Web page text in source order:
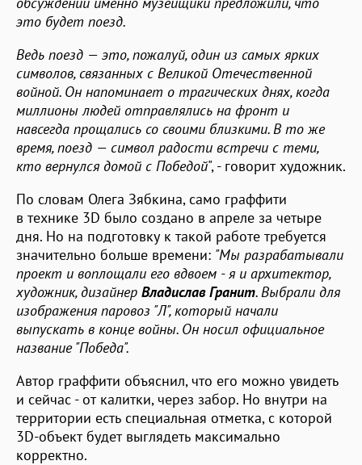
это будет поезд.
Ведь поезд — это, пожалуй, один из самых ярких
символов, связанных с Великой Отечественной
войной. Он напоминает о трагических днях, когда
миллионы людей отправлялись на фронт и
навсегда прощались со своими близкими. В то же
время, поезд — символ радости встречи с теми,
кто вернулся домой с Победой", - говорит художник.
По словам Олега Зябкина, само граффити
в технике 3D было создано в апреле за четыре
дня. Но на подготовку к такой работе требуется
значительно больше времени: "Мы разрабатывали
проект и воплощали его вдвоем - я и архитектор,
художник, дизайнер Владислав Гранит. Выбрали для
изображения паровоз "Л", который начали
выпускать в конце войны. Он носил официальное
название "Победа".
Автор граффити объяснил, что его можно увидеть
и сейчас - от калитки, через забор. Но внутри на
территории есть специальная отметка, с которой
3D-объект будет выглядеть максимально
корректно.